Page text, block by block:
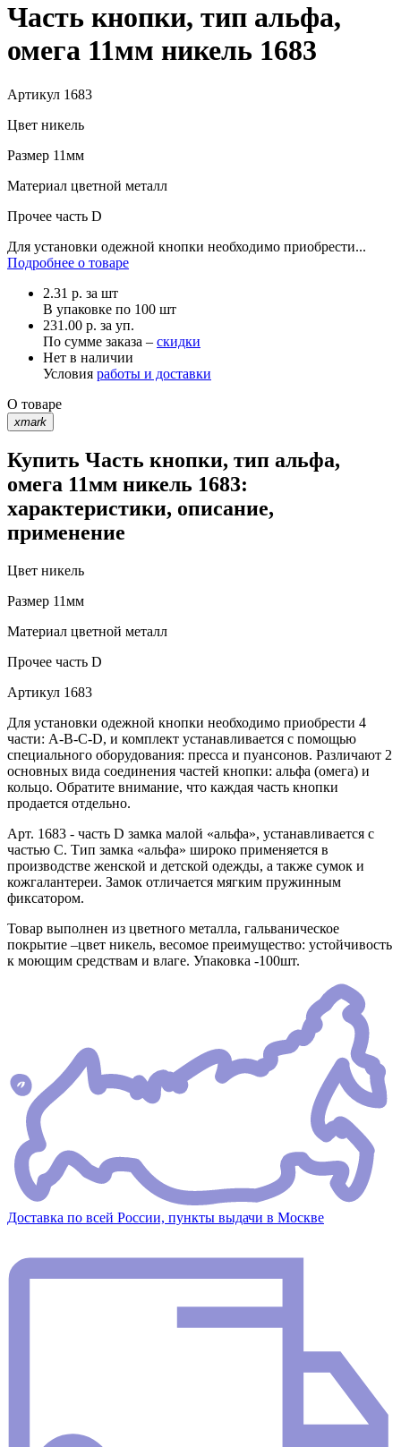
Часть кнопки, тип альфа,
омега 11мм никель 1683
Артикул 1683
Цвет никель
Размер 11мм
Материал цветной металл
Прочее часть D
Для установки одежной кнопки необходимо приобрести...
Подробнее о товаре
2.31 р. за шт
В упаковке по 100 шт
231.00 р. за уп.
По сумме заказа – скидки
Нет в наличии
Условия работы и доставки
О товаре
xmark
Купить Часть кнопки, тип альфа,
омега 11мм никель 1683:
характеристики, описание,
применение
Цвет никель
Размер 11мм
Материал цветной металл
Прочее часть D
Артикул 1683
Для установки одежной кнопки необходимо приобрести 4
части: A-B-C-D, и комплект устанавливается с помощью
специального оборудования: пресса и пуансонов. Различают 2
основных вида соединения частей кнопки: альфа (омега) и
кольцо. Обратите внимание, что каждая часть кнопки
продается отдельно.
Арт. 1683 - часть D замка малой «альфа», устанавливается с
частью С. Тип замка «альфа» широко применяется в
производстве женской и детской одежды, а также сумок и
кожгалантереи. Замок отличается мягким пружинным
фиксатором.
Товар выполнен из цветного металла, гальваническое
покрытие –цвет никель, весомое преимущество: устойчивость
к моющим средствам и влаге. Упаковка -100шт.
Доставка по всей России, пункты выдачи в Москве